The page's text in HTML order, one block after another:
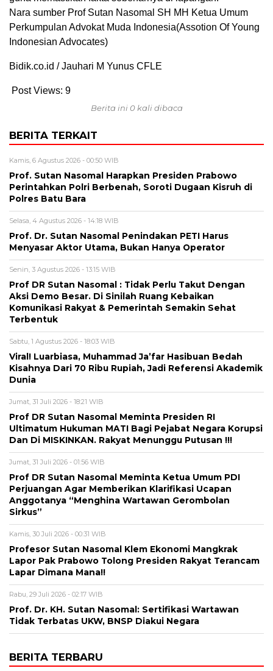
Nara sumber Prof Sutan Nasomal SH MH Ketua Umum
Perkumpulan Advokat Muda Indonesia(Assotion Of Young
Indonesian Advocates)
Bidik.co.id / Jauhari M Yunus CFLE
Post Views: 9
Berita ini 0 kali dibaca
BERITA TERKAIT
Kamis, 6 Agustus 2026 - 00:50 WIB
Prof. Sutan Nasomal Harapkan Presiden Prabowo
Perintahkan Polri Berbenah, Soroti Dugaan Kisruh di
Polres Batu Bara
Selasa, 4 Agustus 2026 - 14:18 WIB
Prof. Dr. Sutan Nasomal Penindakan PETI Harus
Menyasar Aktor Utama, Bukan Hanya Operator
Senin, 3 Agustus 2026 - 13:15 WIB
Prof DR Sutan Nasomal : Tidak Perlu Takut Dengan
Aksi Demo Besar. Di Sinilah Ruang Kebaikan
Komunikasi Rakyat & Pemerintah Semakin Sehat
Terbentuk
Sabtu, 1 Agustus 2026 - 18:03 WIB
Viral! Luarbiasa, Muhammad Ja’far Hasibuan Bedah
Kisahnya Dari 70 Ribu Rupiah, Jadi Referensi Akademik
Dunia
Jumat, 31 Juli 2026 - 18:21 WIB
Prof DR Sutan Nasomal Meminta Presiden RI
Ultimatum Hukuman MATI Bagi Pejabat Negara Korupsi
Dan Di MISKINKAN. Rakyat Menunggu Putusan !!!
Jumat, 31 Juli 2026 - 01:56 WIB
Prof DR Sutan Nasomal Meminta Ketua Umum PDI
Perjuangan Agar Memberikan Klarifikasi Ucapan
Anggotanya “Menghina Wartawan Gerombolan
Sirkus”
Kamis, 30 Juli 2026 - 00:31 WIB
Profesor Sutan Nasomal Klem Ekonomi Mangkrak
Lapor Pak Prabowo Tolong Presiden Rakyat Terancam
Lapar Dimana Mana!!
Rabu, 29 Juli 2026 - 02:17 WIB
Prof. Dr. KH. Sutan Nasomal: Sertifikasi Wartawan
Tidak Terbatas UKW, BNSP Diakui Negara
BERITA TERBARU